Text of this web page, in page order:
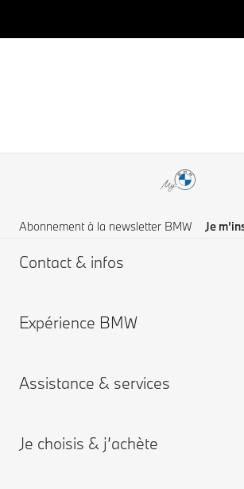
Abonnement à la newsletter BMW Je
Contact & infos
Aide & Contact
Assistance routière
Expérience BMW
Carrières chez BMW
Assistance & services
Je réserve un rendez-vous entretien
Je choisis & j’achète